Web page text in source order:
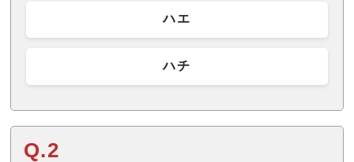
ハエ
ハチ
Q.2